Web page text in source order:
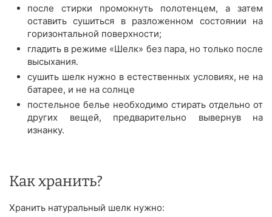
после стирки промокнуть полотенцем, а затем
оставить сушиться в разложенном состоянии на
горизонтальной поверхности;
гладить в режиме «Шелк» без пара, но только после
высыхания.
сушить шелк нужно в естественных условиях, не на
батарее, и не на солнце
постельное белье необходимо стирать отдельно от
других вещей, предварительно вывернув на
изнанку.
Как хранить?
Хранить натуральный шелк нужно: